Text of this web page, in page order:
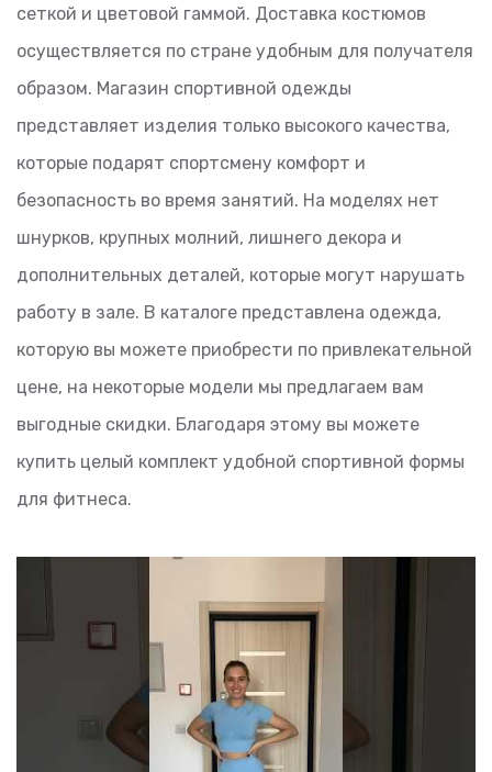
сеткой и цветовой гаммой. Доставка костюмов
осуществляется по стране удобным для получателя
образом. Магазин спортивной одежды
представляет изделия только высокого качества,
которые подарят спортсмену комфорт и
безопасность во время занятий. На моделях нет
шнурков, крупных молний, лишнего декора и
дополнительных деталей, которые могут нарушать
работу в зале. В каталоге представлена одежда,
которую вы можете приобрести по привлекательной
цене, на некоторые модели мы предлагаем вам
выгодные скидки. Благодаря этому вы можете
купить целый комплект удобной спортивной формы
для фитнеса.